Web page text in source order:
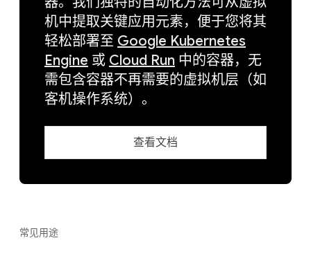
机中提取关键应用元素，便于您将其
轻松部署至 Google Kubernetes
Engine 或 Cloud Run 中的容器，无
需包含容器不再需要的虚拟机层（如
客机操作系统）。
查看文档
常见用途